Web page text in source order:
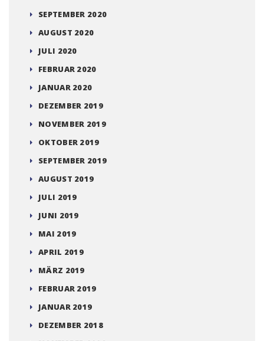
SEPTEMBER 2020
AUGUST 2020
JULI 2020
FEBRUAR 2020
JANUAR 2020
DEZEMBER 2019
NOVEMBER 2019
OKTOBER 2019
SEPTEMBER 2019
AUGUST 2019
JULI 2019
JUNI 2019
MAI 2019
APRIL 2019
MÄRZ 2019
FEBRUAR 2019
JANUAR 2019
DEZEMBER 2018